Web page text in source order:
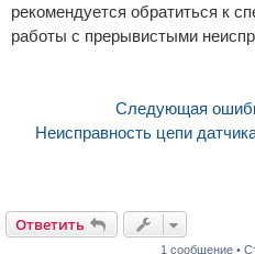
рекомендуется обратиться к
работы с прерывистыми
Следующая
Неисправность цепи
Ответить
1 сообщение •